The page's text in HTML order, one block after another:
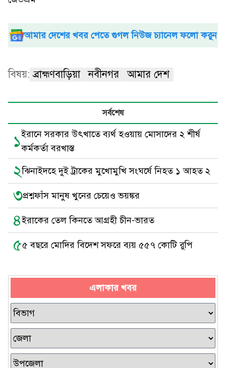
আমার দেশের খবর পেতে গুগল নিউজ চ্যানেল ফলো করুন
বিষয়: ব্রাহ্মণবাড়িয়া নবীনগর আমার দেশ
সর্বশেষ
১ইরানে সরকার উৎখাতে ব্যর্থ হওয়ায় মোসাদের ২ শীর্ষ
কর্মকর্তা বরখাস্ত
২ঝিনাইদহে দুই ট্রাকের মুখোমুখি সংঘর্ষে নিহত ১ আহত ২
৩প্রশ্নফাঁস মানুষ খুনের চেয়েও ভয়ঙ্কর
৪ইরাকের তেল কিনতে আগ্রহী চীন-ভারত
৫৫ বছরে মোদির বিদেশ সফরে ব্যয় ৫৫৭ কোটি রুপি
এলাকার খবর